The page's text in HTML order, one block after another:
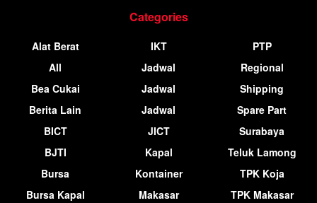
Categories
Alat Berat
All
Bea Cukai
Berita Lain
BICT
BJTI
Bursa
Bursa Kapal
IKT
Jadwal
Jadwal
Jadwal
JICT
Kapal
Kontainer
Makasar
PTP
Regional
Shipping
Spare Part
Surabaya
Teluk Lamong
TPK Koja
TPK Makasar